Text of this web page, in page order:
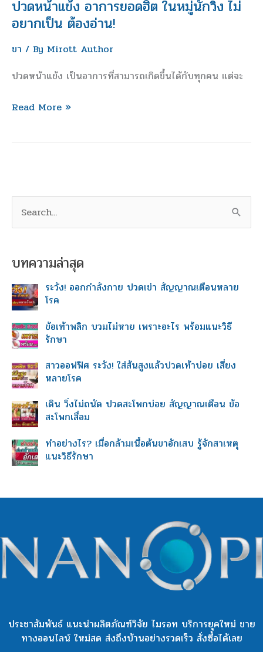
ปวดหน้าแข้ง อาการยอดฮิต ในหมู่นักวิ่ง ไม่
อยากเป็น ต้องอ่าน!
ขา / By Mirott Author
ปวดหน้าแข้ง เป็นอาการที่สามารถเกิดขึ้นได้กับทุกคน แต่จะ
วิ่ง
อยาก
เป็น
อ่าน!
Read More »
c
f
o
r
:
บทความล่าสุด
ระวัง! ออกกำลังกาย ปวดเข่า สัญญาณเตือนหลาย
โรค
ข้อเท้าพลิก บวมไม่หาย เพราะอะไร พร้อมแนะวิธี
รักษา
สาวออฟฟิศ ระวัง! ใส่ส้นสูงแล้วปวดเท้าบ่อย เสี่ยง
หลายโรค
เดิน วิ่งไม่ถนัด ปวดสะโพกบ่อย สัญญาณเตือน ข้อ
สะโพกเสื่อม
ทำอย่างไร? เมื่อกล้ามเนื้อต้นขาอักเสบ รู้จักสาเหตุ
แนะวิธีรักษา
ประชาสัมพันธ์ แนะนำผลิตภัณฑ์วิจัย ไมรอท บริการยุคใหม่ ขาย
ทางออนไลน์ ใหม่สด ส่งถึงบ้านอย่างรวดเร็ว สั่งซื้อได้เลย